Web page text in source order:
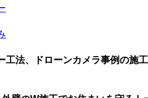
工法、ドローンカメラ事例の施